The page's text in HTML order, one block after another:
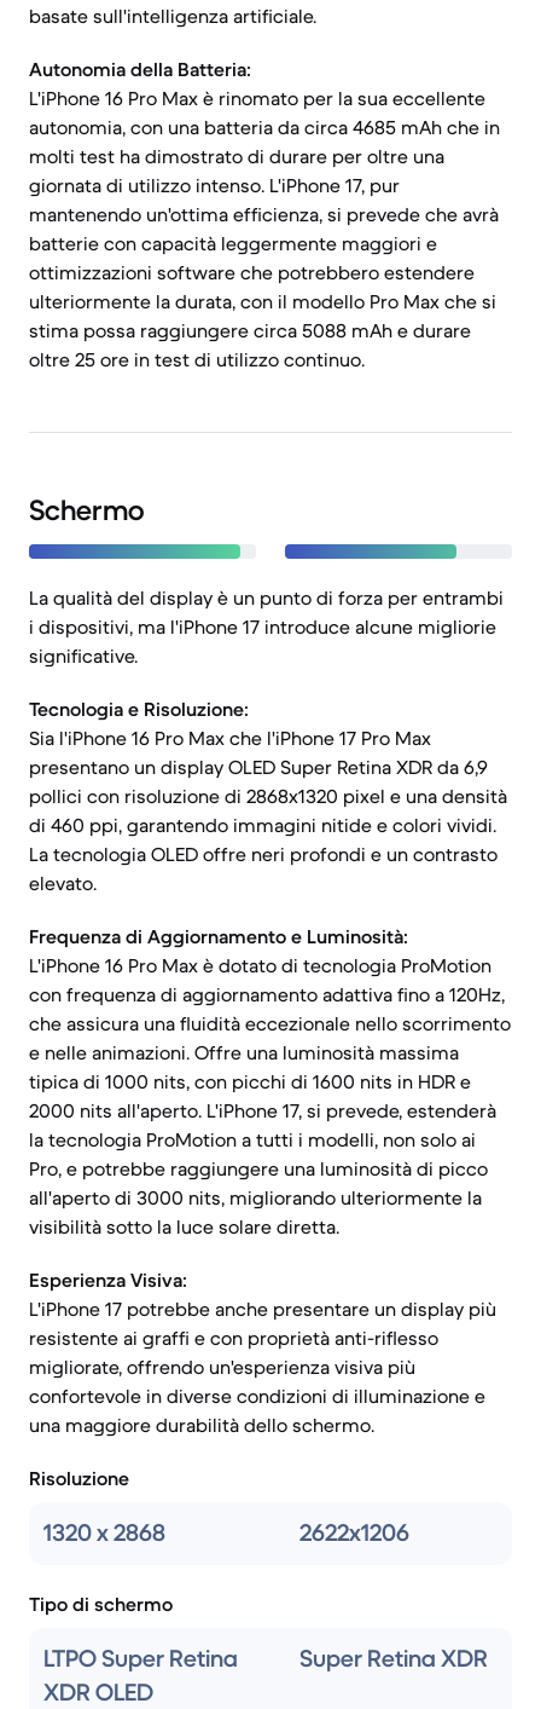
basate sull'intelligenza artificiale.
Autonomia della Batteria:
L'iPhone 16 Pro Max è rinomato per la sua eccellente
autonomia, con una batteria da circa 4685 mAh che in
molti test ha dimostrato di durare per oltre una
giornata di utilizzo intenso. L'iPhone 17, pur
mantenendo un'ottima efficienza, si prevede che avrà
batterie con capacità leggermente maggiori e
ottimizzazioni software che potrebbero estendere
ulteriormente la durata, con il modello Pro Max che si
stima possa raggiungere circa 5088 mAh e durare
oltre 25 ore in test di utilizzo continuo.
Schermo
La qualità del display è un punto di forza per entrambi
i dispositivi, ma l'iPhone 17 introduce alcune migliorie
significative.
Tecnologia e Risoluzione:
Sia l'iPhone 16 Pro Max che l'iPhone 17 Pro Max
presentano un display OLED Super Retina XDR da 6,9
pollici con risoluzione di 2868x1320 pixel e una densità
di 460 ppi, garantendo immagini nitide e colori vividi.
La tecnologia OLED offre neri profondi e un contrasto
elevato.
Frequenza di Aggiornamento e Luminosità:
L'iPhone 16 Pro Max è dotato di tecnologia ProMotion
con frequenza di aggiornamento adattiva fino a 120Hz,
che assicura una fluidità eccezionale nello scorrimento
e nelle animazioni. Offre una luminosità massima
tipica di 1000 nits, con picchi di 1600 nits in HDR e
2000 nits all'aperto. L'iPhone 17, si prevede, estenderà
la tecnologia ProMotion a tutti i modelli, non solo ai
Pro, e potrebbe raggiungere una luminosità di picco
all'aperto di 3000 nits, migliorando ulteriormente la
visibilità sotto la luce solare diretta.
Esperienza Visiva:
L'iPhone 17 potrebbe anche presentare un display più
resistente ai graffi e con proprietà anti-riflesso
migliorate, offrendo un'esperienza visiva più
confortevole in diverse condizioni di illuminazione e
una maggiore durabilità dello schermo.
Risoluzione
1320 x 2868 2622x1206
Tipo di schermo
LTPO Super Retina
XDR OLED
Super Retina XDR